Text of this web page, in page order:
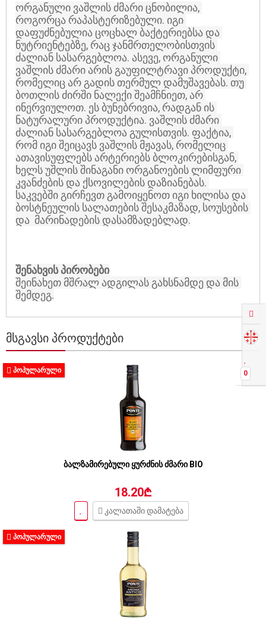
0
ორგანული ვაშლის ძმარი ცნობილია,
როგორცა რაპასტერიზებული. იგი
დაფუძნებულია ცოცხალ ბაქტერიებსა და
ნუტრიენტებზე, რაც ჯანმრთელობისთვის
ძალიან სასარგებლოა. ასევე, ორგანული
ვაშლის ძმარი არის გაუფილტრავი პროდუქტი,
რომელიც არ გადის თერმულ დამუშავებას. თუ
ბოთლის ძირში ნალექი შეამჩნიეთ, არ
ინერვიულოთ. ეს ბუნებრივია, რადგან ის
ნატურალური პროდუქტია. ვაშლის ძმარი
ძალიან სასარგებლოა გულისთვის. ფაქტია,
რომ იგი შეიცავს ვაშლის მჟავას, რომელიც
ათავისუფლებს არტერიებს ბლოკირებისგან,
ხელს უშლის შინაგანი ორგანოების ლიმფური
კვანძების და ქსოვილების დაზიანებას.
საკვებში გირჩევთ გამოიყენოთ იგი ხილისა და
ბოსტნეულის სალათების შესაკმაზად, სოუსების
და  მარინადების დასამზადებლად.
შენახვის პირობები
შეინახეთ მშრალ ადგილას გახსნამდე და მის
შემდეგ.
ᲛᲡᲒᲐᲕᲡᲘ ᲞᲠᲝᲓᲣᲥᲢᲔᲑᲘ
ᲞᲝᲞᲣᲚᲐᲠᲣᲚᲘ
ბალზამირებული ყურძნის ძმარი BIO
18.20₾
კალათაში დამატება
ᲞᲝᲞᲣᲚᲐᲠᲣᲚᲘ